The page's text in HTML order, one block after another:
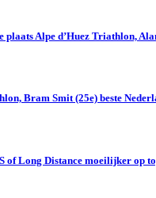
plaats Alpe d’Huez Triathlon,
Bram Smit (25e) beste
of Long Distance moeilijker op